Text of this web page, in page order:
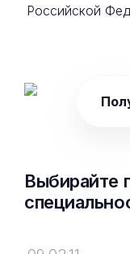
Российской
Выбирайте